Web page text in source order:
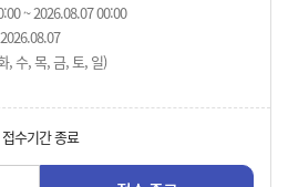
~ 2026.08.07 00:00
, 수, 목, 금, 토, 일)
접수기간 종료